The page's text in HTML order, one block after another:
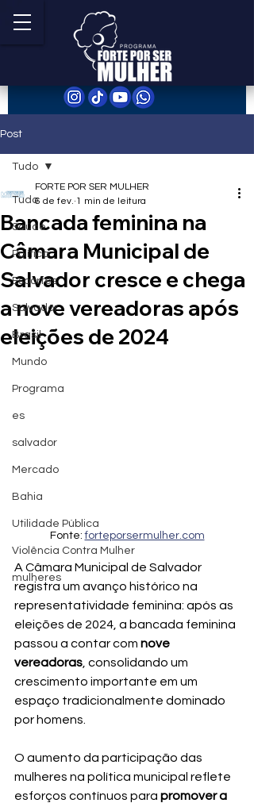
Post
Tudo
Saúde
Política
Esportes
Salvador
Brasil
Mundo
Programa
es
salvador
Mercado
Bahia
Utilidade Pública
Violência Contra Mulher
mulheres
Tudo
Bancada feminina na
Câmara Municipal de
Salvador cresce e chega
a nove vereadoras após
eleições de 2024
FORTE POR SER MULHER
6 de fev. 1 min de leitura
Fonte: forteporsermulher.com
A Câmara Municipal de Salvador
registra um avanço histórico na
representatividade feminina: após as
eleições de 2024, a bancada feminina
passou a contar com nove
vereadoras , consolidando um
crescimento importante em um
espaço tradicionalmente dominado
por homens.
O aumento da participação das
mulheres na política municipal reflete
esforços contínuos para promover a